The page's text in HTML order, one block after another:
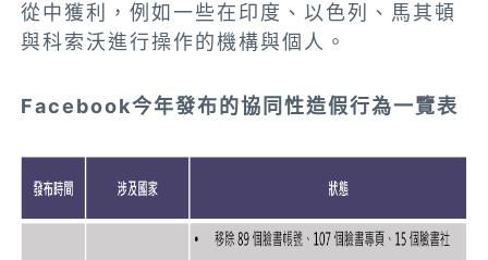
從中獲利，例如一些在印度、以色列、馬其頓
與科索沃進行操作的機構與個人。
Facebook今年發布的協同性造假行為一覽表